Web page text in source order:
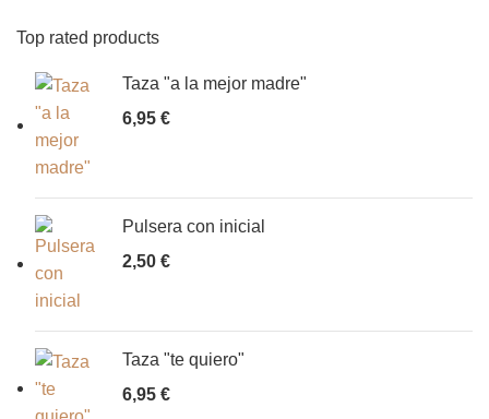
Top rated products
Taza "a la mejor madre"
6,95 €
Pulsera con inicial
2,50 €
Taza "te quiero"
6,95 €